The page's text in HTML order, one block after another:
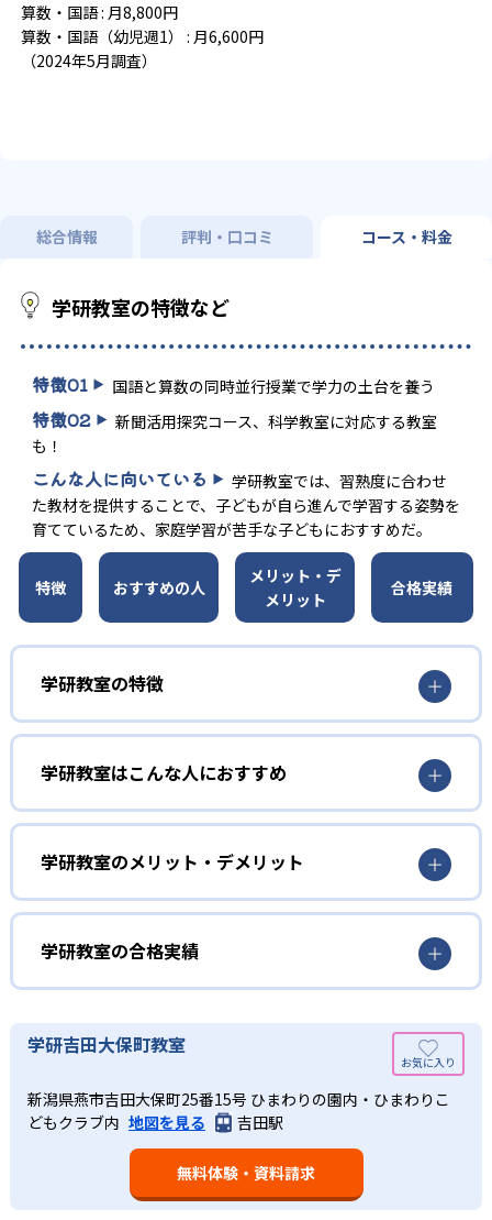
算数・国語 : 月8,800円
算数・国語（幼児週1） : 月6,600円
（2024年5月調査）
総合情報 評判・口コミ コース・料金
学研教室の特徴など
特徴01 国語と算数の同時並行授業で学力の土台を養う
特徴02
新聞活用探究コース、科学教室に対応する教室
も！
こんな人に向いている
学研教室では、習熟度に合わせ
た教材を提供することで、子どもが自ら進んで学習する姿勢を
育てているため、家庭学習が苦手な子どもにおすすめだ。
特徴 おすすめの人
メリット・デ
メリット
合格実績
学研教室の特徴
01
3歳から高校生まで「無学年方式」で個別指導
学研教室は、0･1･2歳から高校生までを対象として個別指導
解度を最優先して学習を進める「無学年方式」を採用して
いることが特徴だ。この「無学年方式」では、生徒が個々
のペースで学習することができるため、一度立ち止まって
わからないところをしっかり学習したり、余裕がある場合
はどんどん先取り学習を進めたりすることも可能である。
02
生徒それぞれに最適化された学習計画を設計
学研教室の個別指導では、生徒一人ひとりの学力／適性を
しっかり把握した上で学習の出発点を定め、生徒に最適化
された学習計画を設計する。また、生徒それぞれに最適な
教材を提供すると共に、適切なアドバイスも実施。少しず
つレベルアップするスモールステップの教材となっている
ので、つまずくことなく、無理なく無駄なく学習ができ
学研教室はこんな人におすすめ
勉強全体の底力を上げたい人向け
学研教室は、生徒の「わかった！」を重視する形で個別指
導を行っている。無理なく学習を進められるよう「無学年
方式」を採用しており、わからない問題がある場合は立ち
止まってじっくりと学習することができる。また、覚えた
知識の量などで測りやすい「見える力」だけでなく、学習
に向いている。
算数（数学）と国語の基礎力を上げたい人向け
学研教室では、算数（数学）と国語を全ての教科の基礎に
なるものと考え、その指導を重視している。算数（数学）
では筋道を立てて考える力の育成を、国語では全ての学力
の土台となる「読む力」「書く力」の育成に力を入れてい
る。また、この2教科を切り離さず、くり返し学習と毎日の
学研教室のメリット・デメリット
学研教室の合格実績
学研教室の合格実績は、公式サイトでは公開されていな
学研吉田大保町教室
新潟県燕市吉田大保町25番15号 ひまわりの園内・ひまわりこ
どもクラブ内 地図を見る 吉田駅
無料体験・資料請求